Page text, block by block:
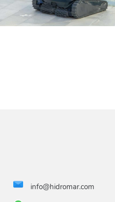
info@hidromar.com